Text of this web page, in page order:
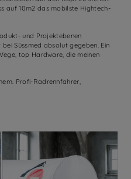
auf 10m2 das mobilste Hightech-
und Projektebenen
Süssmed absolut gegeben. Ein
top Hardware, die meinen
Profi-Radrennfahrer,